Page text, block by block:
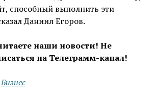
способный выполнить эти
Даниил Егоров.
наши новости! Не
на Телеграмм-канал!
Бизнес